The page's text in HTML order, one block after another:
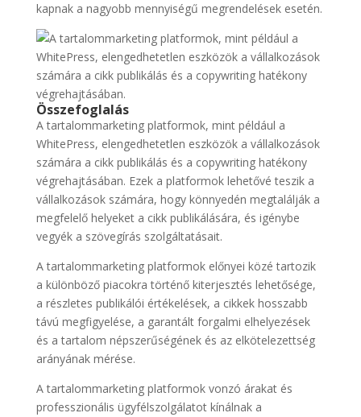
kapnak a nagyobb mennyiségű megrendelések esetén.
Összefoglalás
A tartalommarketing platformok, mint például a
WhitePress, elengedhetetlen eszközök a vállalkozások
számára a cikk publikálás és a copywriting hatékony
végrehajtásában. Ezek a platformok lehetővé teszik a
vállalkozások számára, hogy könnyedén megtalálják a
megfelelő helyeket a cikk publikálására, és igénybe
vegyék a szövegírás szolgáltatásait.
A tartalommarketing platformok előnyei közé tartozik
a különböző piacokra történő kiterjesztés lehetősége,
a részletes publikálói értékelések, a cikkek hosszabb
távú megfigyelése, a garantált forgalmi elhelyezések
és a tartalom népszerűségének és az elkötelezettség
arányának mérése.
A tartalommarketing platformok vonzó árakat és
professzionális ügyfélszolgálatot kínálnak a